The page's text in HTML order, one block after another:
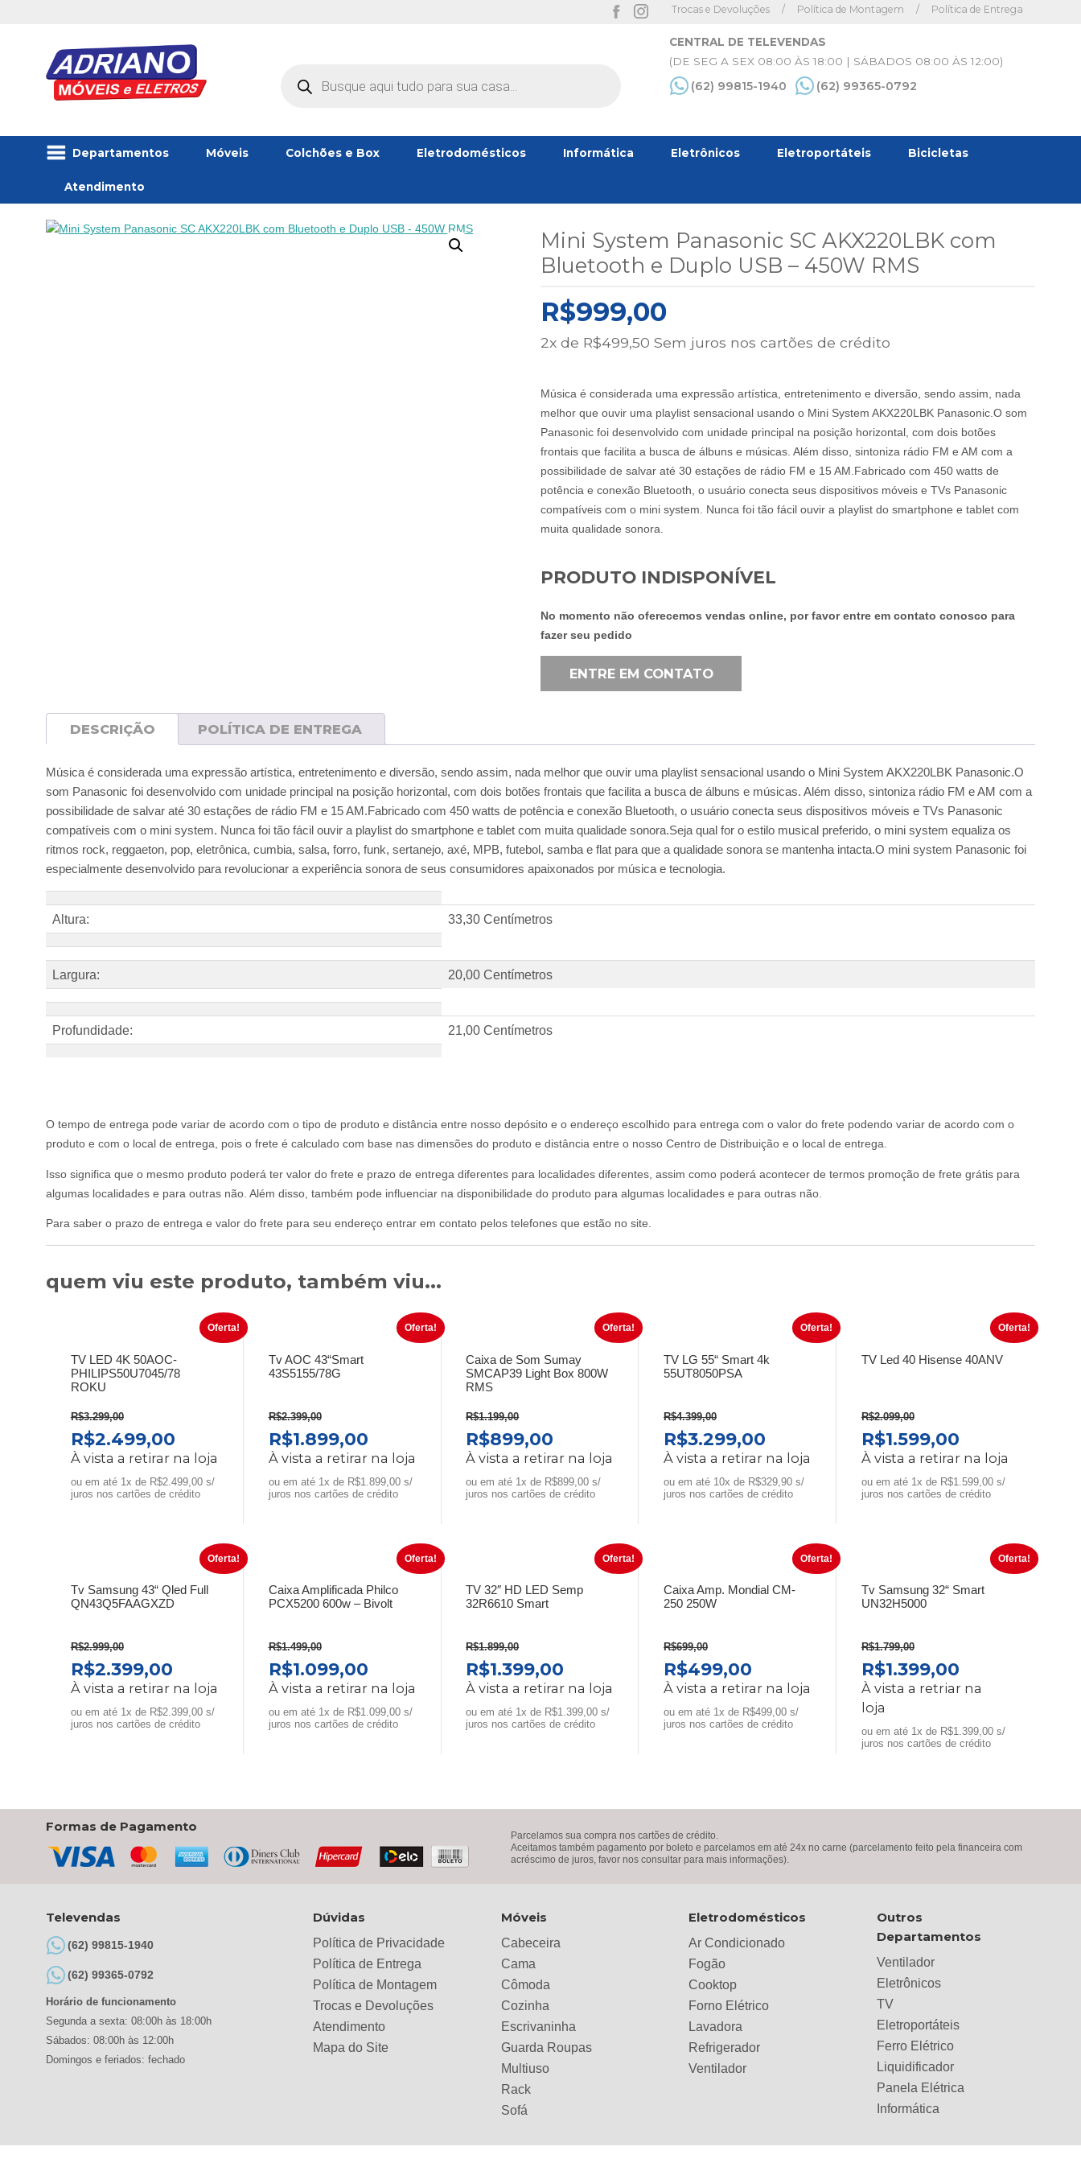
Política de Entrega
/
Política de Montagem
/
Trocas e Devoluções
CENTRAL DE TELEVENDAS
(DE SEG A SEX 08:00 ÀS 18:00 | SÁBADOS 08:00 ÀS 12:00)
(62) 99815-1940 (62) 99365-0792
produtos
Departamentos Móveis Colchões e Box Eletrodomésticos Informática Eletrônicos Eletroportáteis Bicicletas
Atendimento
Mini System Panasonic SC AKX220LBK com
Bluetooth e Duplo USB – 450W RMS
R$999,00
2x de R$499,50 Sem juros nos cartões de crédito
Música é considerada uma expressão artística, entretenimento e diversão, sendo assim, nada
melhor que ouvir uma playlist sensacional usando o Mini System AKX220LBK Panasonic.O som
Panasonic foi desenvolvido com unidade principal na posição horizontal, com dois botões
frontais que facilita a busca de álbuns e músicas. Além disso, sintoniza rádio FM e AM com a
possibilidade de salvar até 30 estações de rádio FM e 15 AM.Fabricado com 450 watts de
potência e conexão Bluetooth, o usuário conecta seus dispositivos móveis e TVs Panasonic
compatíveis com o mini system. Nunca foi tão fácil ouvir a playlist do smartphone e tablet com
muita qualidade sonora.
No momento não oferecemos vendas online, por favor entre em contato conosco para
fazer seu pedido
ENTRE EM CONTATO
PRODUTO INDISPONÍVEL
DESCRIÇÃO POLÍTICA DE ENTREGA
Música é considerada uma expressão artística, entretenimento e diversão, sendo assim, nada melhor que ouvir uma playlist sensacional usando o Mini System AKX220LBK Panasonic.O
som Panasonic foi desenvolvido com unidade principal na posição horizontal, com dois botões frontais que facilita a busca de álbuns e músicas. Além disso, sintoniza rádio FM e AM com a
possibilidade de salvar até 30 estações de rádio FM e 15 AM.Fabricado com 450 watts de potência e conexão Bluetooth, o usuário conecta seus dispositivos móveis e TVs Panasonic
compatíveis com o mini system. Nunca foi tão fácil ouvir a playlist do smartphone e tablet com muita qualidade sonora.Seja qual for o estilo musical preferido, o mini system equaliza os
ritmos rock, reggaeton, pop, eletrônica, cumbia, salsa, forro, funk, sertanejo, axé, MPB, futebol, samba e flat para que a qualidade sonora se mantenha intacta.O mini system Panasonic foi
especialmente desenvolvido para revolucionar a experiência sonora de seus consumidores apaixonados por música e tecnologia.
Altura: 33,30 Centímetros
Largura: 20,00 Centímetros
Profundidade: 21,00 Centímetros
O tempo de entrega pode variar de acordo com o tipo de produto e distância entre nosso depósito e o endereço escolhido para entrega com o valor do frete podendo variar de acordo com o
produto e com o local de entrega, pois o frete é calculado com base nas dimensões do produto e distância entre o nosso Centro de Distribuição e o local de entrega.
Isso significa que o mesmo produto poderá ter valor do frete e prazo de entrega diferentes para localidades diferentes, assim como poderá acontecer de termos promoção de frete grátis para
algumas localidades e para outras não. Além disso, também pode influenciar na disponibilidade do produto para algumas localidades e para outras não.
Para saber o prazo de entrega e valor do frete para seu endereço entrar em contato pelos telefones que estão no site.
quem viu este produto, também viu...
Oferta!
TV LED 4K 50AOC-
PHILIPS50U7045/78
ROKU
R$3.299,00
O
preço
original
era:
R$2.499,00O
preço
atual
é:
À vista a retirar na loja
ou em até 1x de R$2.499,00 s/
juros nos cartões de crédito
Oferta!
Tv AOC 43“Smart
43S5155/78G
R$2.399,00
O
preço
original
era:
R$1.899,00O
preço
atual
é:
À vista a retirar na loja
ou em até 1x de R$1.899,00 s/
juros nos cartões de crédito
Oferta!
Caixa de Som Sumay
SMCAP39 Light Box 800W
RMS
R$1.199,00
O
preço
original
era:
R$899,00
preço
atual
é:
À vista a retirar na loja
ou em até 1x de R$899,00 s/
juros nos cartões de crédito
Oferta!
TV LG 55“ Smart 4k
55UT8050PSA
R$4.399,00
O
preço
original
era:
R$3.299,00
preço
atual
é:
À vista a retirar na loja
ou em até 10x de R$329,90 s/
juros nos cartões de crédito
Oferta!
TV Led 40 Hisense 40ANV
R$2.099,00
O
preço
original
era:
R$1.599,00O
preço
atual
é:
À vista a retirar na loja
ou em até 1x de R$1.599,00 s/
juros nos cartões de crédito
Oferta!
Tv Samsung 43“ Qled Full
QN43Q5FAAGXZD
R$2.999,00
O
preço
original
era:
R$2.399,00O
preço
atual
é:
À vista a retirar na loja
ou em até 1x de R$2.399,00 s/
juros nos cartões de crédito
Oferta!
Caixa Amplificada Philco
PCX5200 600w – Bivolt
R$1.499,00
O
preço
original
era:
R$1.099,00O
preço
atual
é:
À vista a retirar na loja
ou em até 1x de R$1.099,00 s/
juros nos cartões de crédito
Oferta!
TV 32″ HD LED Semp
32R6610 Smart
R$1.899,00
O
preço
original
era:
R$1.399,00
preço
atual
é:
À vista a retirar na loja
ou em até 1x de R$1.399,00 s/
juros nos cartões de crédito
Oferta!
Caixa Amp. Mondial CM-
250 250W
R$699,00
O
preço
original
era:
R$499,00
preço
atual
é:
À vista a retirar na loja
ou em até 1x de R$499,00 s/
juros nos cartões de crédito
Oferta!
Tv Samsung 32“ Smart
UN32H5000
R$1.799,00
O
preço
original
era:
R$1.799,00.
R$1.399,00O
preço
é:
R$1.399,00.
À vista a retriar na
loja
ou em até 1x de R$1.399,00 s/
juros nos cartões de crédito
Formas de Pagamento
Parcelamos sua compra nos cartões de crédito.
Aceitamos também pagamento por boleto e parcelamos em até 24x no carne (parcelamento feito pela financeira com
acréscimo de juros, favor nos consultar para mais informações).
Televendas
(62) 99815-1940
(62) 99365-0792
Horário de funcionamento
Segunda a sexta: 08:00h às 18:00h
Sábados: 08:00h às 12:00h
Domingos e feriados: fechado
Dúvidas
Política de Privacidade
Política de Entrega
Política de Montagem
Trocas e Devoluções
Atendimento
Mapa do Site
Móveis
Cabeceira
Cama
Cômoda
Cozinha
Escrivaninha
Guarda Roupas
Multiuso
Rack
Sofá
Eletrodomésticos
Ar Condicionado
Fogão
Cooktop
Forno Elétrico
Lavadora
Refrigerador
Ventilador
Outros
Departamentos
Ventilador
Eletrônicos
TV
Eletroportáteis
Ferro Elétrico
Liquidificador
Panela Elétrica
Informática